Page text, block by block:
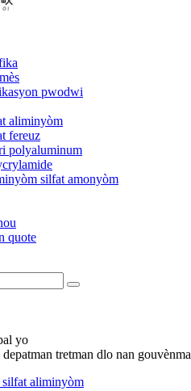
pwodwi
aliminyòm
fereuz
polyaluminum
silfat amonyòm
quote
yo
tretman dlo nan